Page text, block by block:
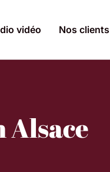
vidéo Nos clients
Alsace